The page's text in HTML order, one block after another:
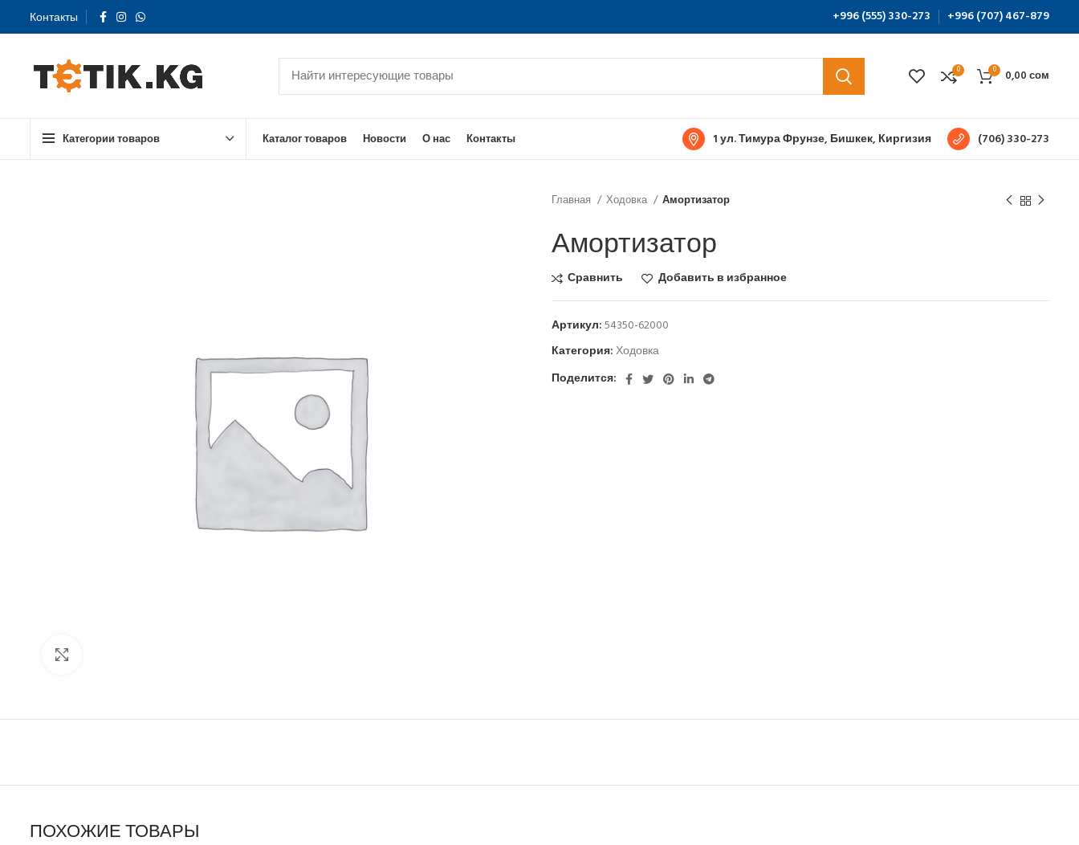
Контакты +996 (555) 330-273 +996 (707) 467-879
0 0 0,00сом
Категории товаров Каталог товаров Новости О нас Контакты 1 ул. Тимура Фрунзе, Бишкек, Киргизия (706) 330-273
Главная Ходовка Амортизатор
Амортизатор
Сравнить Добавить в избранное
Артикул:54350-62000
Категория:Ходовка
Поделится:
ПОХОЖИЕ ТОВАРЫ